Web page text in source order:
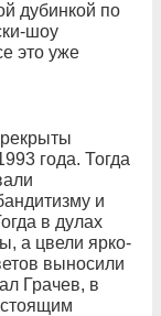
дубинкой по
шоу
это уже
года. Тогда
и
в дулах
а цвели ярко-
выносили
Грачев, в